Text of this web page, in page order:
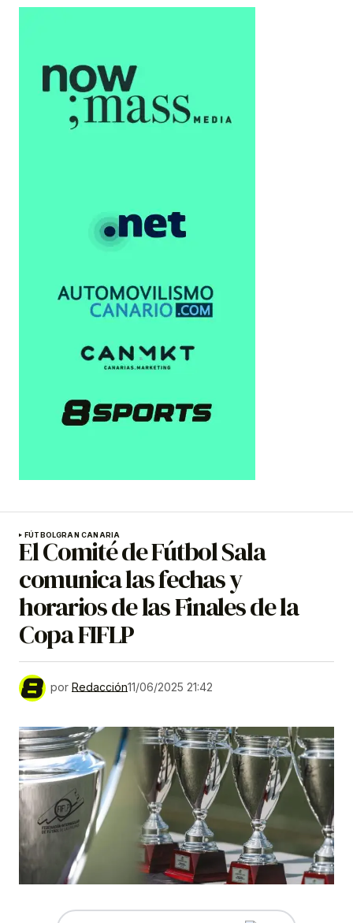
FÚTBOLGRAN CANARIA
El Comité de Fútbol Sala
comunica las fechas y
horarios de las Finales de la
Copa FIFLP
por Redacción11/06/2025 21:42